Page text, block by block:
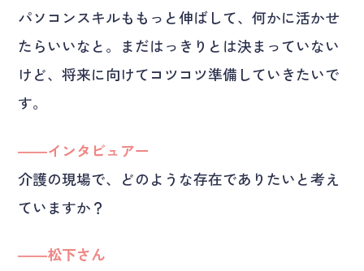
パソコンスキルももっと伸ばして、何かに活かせ
たらいいなと。まだはっきりとは決まっていない
けど、将来に向けてコツコツ準備していきたいで
す。
――インタビュアー
介護の現場で、どのような存在でありたいと考え
ていますか？
――松下さん